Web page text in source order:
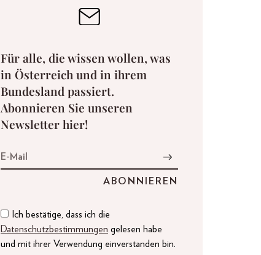
Für alle, die wissen wollen, was
in Österreich und in ihrem
Bundesland passiert.
Abonnieren Sie unseren
Newsletter hier!
Ich bestätige, dass ich die
Datenschutzbestimmungen gelesen habe
und mit ihrer Verwendung einverstanden bin.